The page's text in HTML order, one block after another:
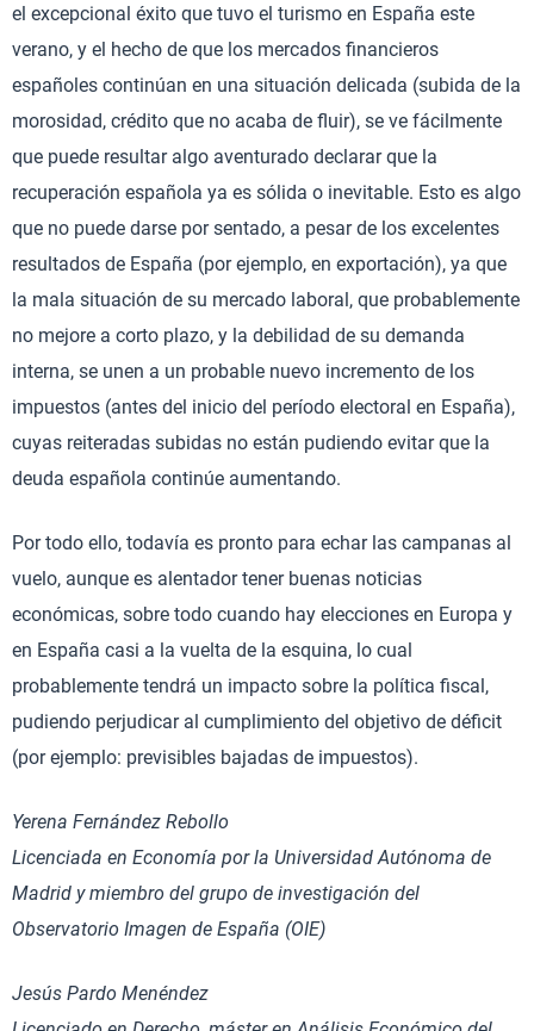
el excepcional éxito que tuvo el turismo en España este
verano, y el hecho de que los mercados financieros
españoles continúan en una situación delicada (subida de la
morosidad, crédito que no acaba de fluir), se ve fácilmente
que puede resultar algo aventurado declarar que la
recuperación española ya es sólida o inevitable. Esto es algo
que no puede darse por sentado, a pesar de los excelentes
resultados de España (por ejemplo, en exportación), ya que
la mala situación de su mercado laboral, que probablemente
no mejore a corto plazo, y la debilidad de su demanda
interna, se unen a un probable nuevo incremento de los
impuestos (antes del inicio del período electoral en España),
cuyas reiteradas subidas no están pudiendo evitar que la
deuda española continúe aumentando.
Por todo ello, todavía es pronto para echar las campanas al
vuelo, aunque es alentador tener buenas noticias
económicas, sobre todo cuando hay elecciones en Europa y
en España casi a la vuelta de la esquina, lo cual
probablemente tendrá un impacto sobre la política fiscal,
pudiendo perjudicar al cumplimiento del objetivo de déficit
(por ejemplo: previsibles bajadas de impuestos).
Yerena Fernández Rebollo
Licenciada en Economía por la Universidad Autónoma de
Madrid y miembro del grupo de investigación del
Observatorio Imagen de España (OIE)
Jesús Pardo Menéndez